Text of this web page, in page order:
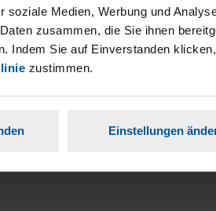
soziale Medien, Werbung und
zusammen, die Sie ihnen
Indem Sie auf Einverstanden
zustimmen.
Einstellungen